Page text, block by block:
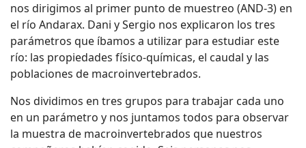
nos dirigimos al primer punto de muestreo (AND-3) en
el río Andarax. Dani y Sergio nos explicaron los tres
parámetros que íbamos a utilizar para estudiar este
río: las propiedades físico-químicas, el caudal y las
poblaciones de macroinvertebrados.
Nos dividimos en tres grupos para trabajar cada uno
en un parámetro y nos juntamos todos para observar
la muestra de macroinvertebrados que nuestros